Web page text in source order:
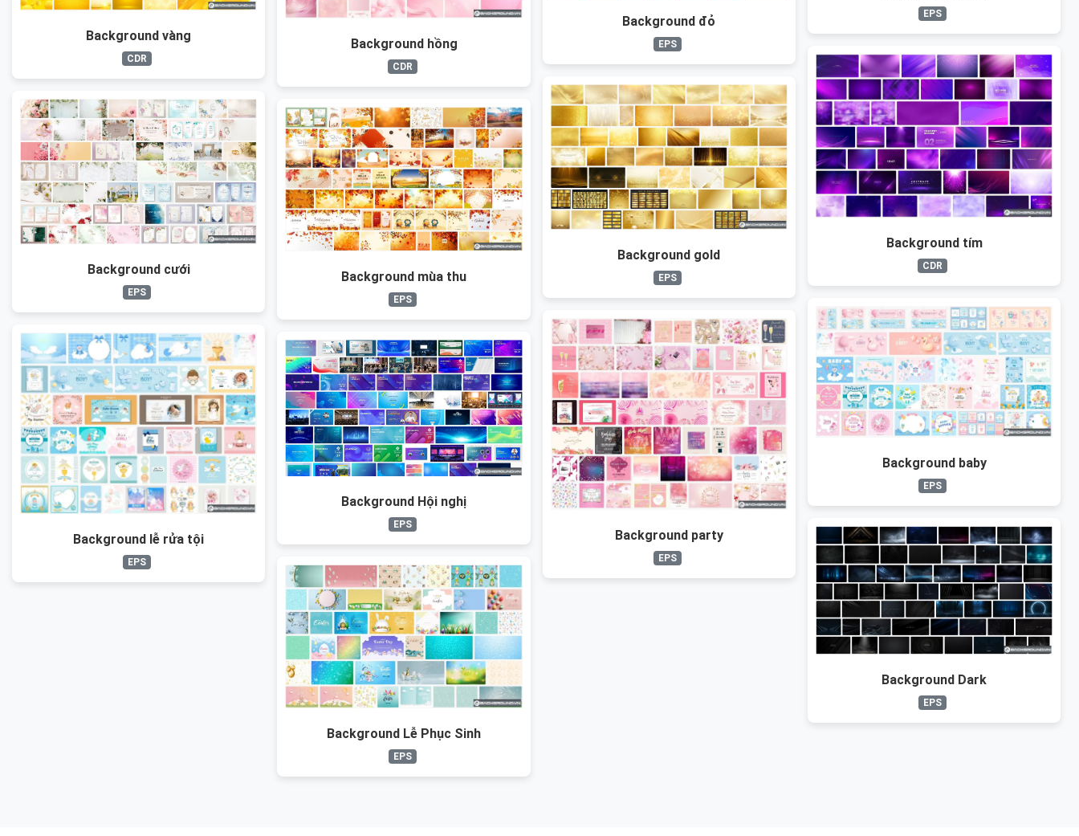
EPS
Background đỏ
EPS
Background vàng
CDR
Background hồng
CDR
Background tím
CDR
Background gold
EPS
Background cưới
EPS
Background mùa thu
EPS
Background baby
EPS
Background party
EPS
Background lễ rửa tội
EPS
Background Hội nghị
EPS
Background Dark
EPS
Background Lễ Phục Sinh
EPS